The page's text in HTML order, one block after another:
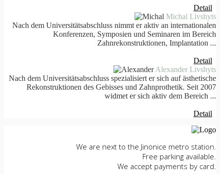
Detail
Michal Livshyts
Nach dem Universitätsabschluss nimmt er aktiv an internationalen
Konferenzen, Symposien und Seminaren im Bereich
Zahnrekonstruktionen, Implantation ...
Detail
Alexander Livshyts
Nach dem Universitätsabschluss spezialisiert er sich auf ästhetische
Rekonstruktionen des Gebisses und Zahnprothetik. Seit 2007
widmet er sich aktiv dem Bereich ...
Detail
We are next to the Jinonice metro station.
Free parking available.
We accept payments by card.